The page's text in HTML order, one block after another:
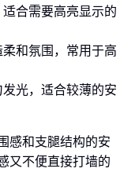
合需要高亮显示的
和氛围，常用于高
光，适合较薄的安
感和支腿结构的安
又不便直接打墙的